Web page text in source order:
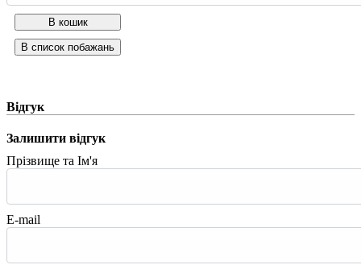
Відгук
Залишити відгук
Прізвище та Ім'я
E-mail